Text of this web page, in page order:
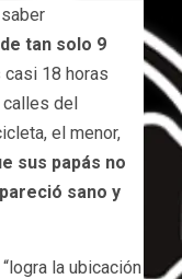
tan solo 9
casi 18 horas
calles del
el menor,
sus papás no
sano y
la ubicación